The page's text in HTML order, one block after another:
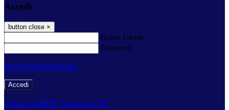
Accedi
button close ×
Nome Utente
Password
Password dimenticata?
-
Entra con SPID Entra con CIE